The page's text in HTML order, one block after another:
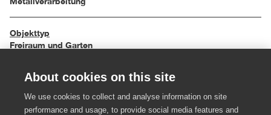
Objekttyp
Freiraum und Garten
Einreichungsjahr
About cookies on this site
We use cookies to collect and analyse information on site
performance and usage, to provide social media features and